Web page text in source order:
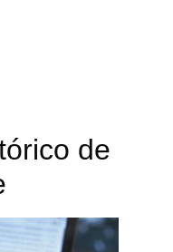
de